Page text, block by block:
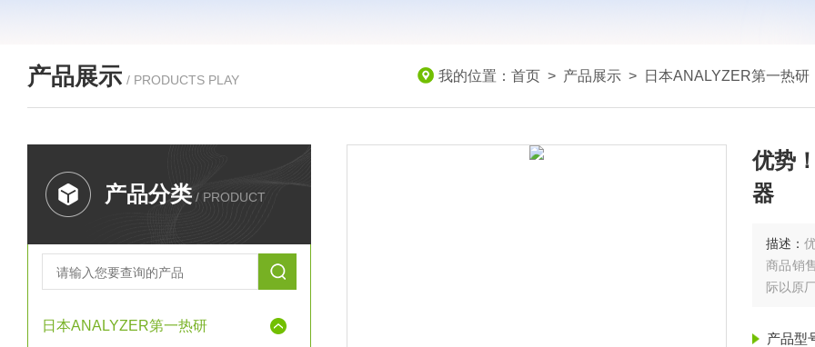
产品展示 / PRODUCTS PLAY 我的位置： 首页 > 产品展示 > 日本ANALYZER第一热研
产品分类 / PRODUCT
日本ANALYZER第一热研
优势
器
描述：
商品销
际以原
产品型